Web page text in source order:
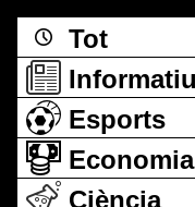
Tot
Esports
Economia
Ciència